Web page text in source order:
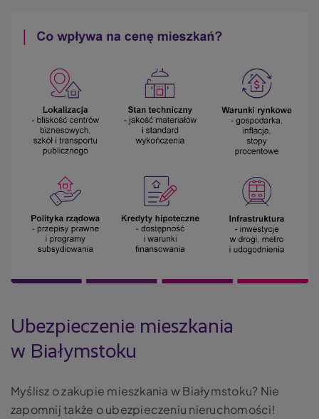
Ubezpieczenie mieszkania
w Białymstoku
Myślisz o zakupie mieszkania w Białymstoku? Nie
zapomnij także o ubezpieczeniu nieruchomości!